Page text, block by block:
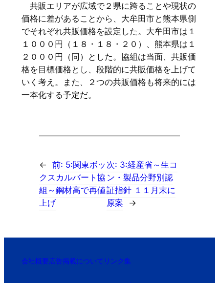
共販エリアが広域で２県に跨ることや現状の
価格に差があることから、大牟田市と熊本県側
でそれぞれ共販価格を設定した。大牟田市は１
１０００円（１８・１８・２０）、熊本県は１
２０００円（同）とした。協組は当面、共販価
格を目標価格とし、段階的に共販価格を上げて
いく考え。また、２つの共販価格も将来的には
一本化する予定だ。
← 前: 5:関東ボッ
クスカルバート協
組～鋼材高で再値
上げ
次: 3:経産省～生コ
ン・製品分野別認
証指針 １１月末に
原案
→
会社概要広告掲載について リンク集